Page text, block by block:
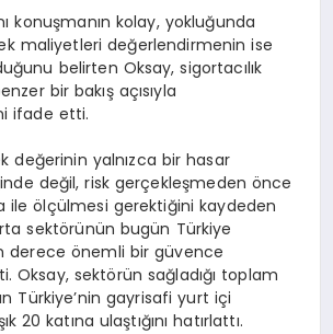
konuşmanın kolay, yokluğunda
maliyetleri değerlendirmenin ise
belirten Oksay, sigortacılık
bir bakış açısıyla
ifade etti.
değerinin yalnızca bir hasar
değil, risk gerçekleşmeden önce
ile ölçülmesi gerektiğini kaydeden
sektörünün bugün Türkiye
derece önemli bir güvence
Oksay, sektörün sağladığı toplam
Türkiye’nin gayrisafi yurt içi
20 katına ulaştığını hatırlattı.